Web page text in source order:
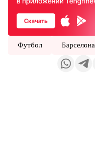
Футбол Барселона